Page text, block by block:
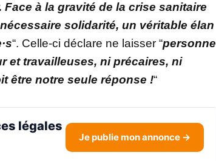
à la gravité de la crise sanitaire
solidarité, un véritable élan
“. Celle-ci déclare ne laisser “personne
et travailleuses, ni précaires, ni
être notre seule réponse !“
légales
Je publie mon annonce →